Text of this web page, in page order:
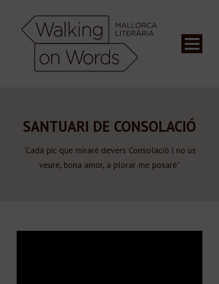
SANTUARI DE CONSOLACIÓ
“Cada pic que miraré devers Consolació i no us
veuré, bona amor, a plorar me posaré”